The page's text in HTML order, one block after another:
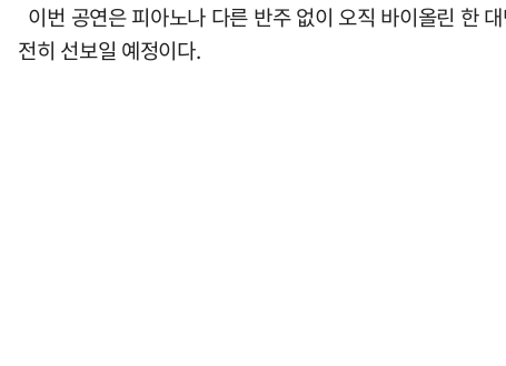
이번 공연은 피아노나 다른 반주 없이 오직 바이올린 한
전히 선보일 예정이다.